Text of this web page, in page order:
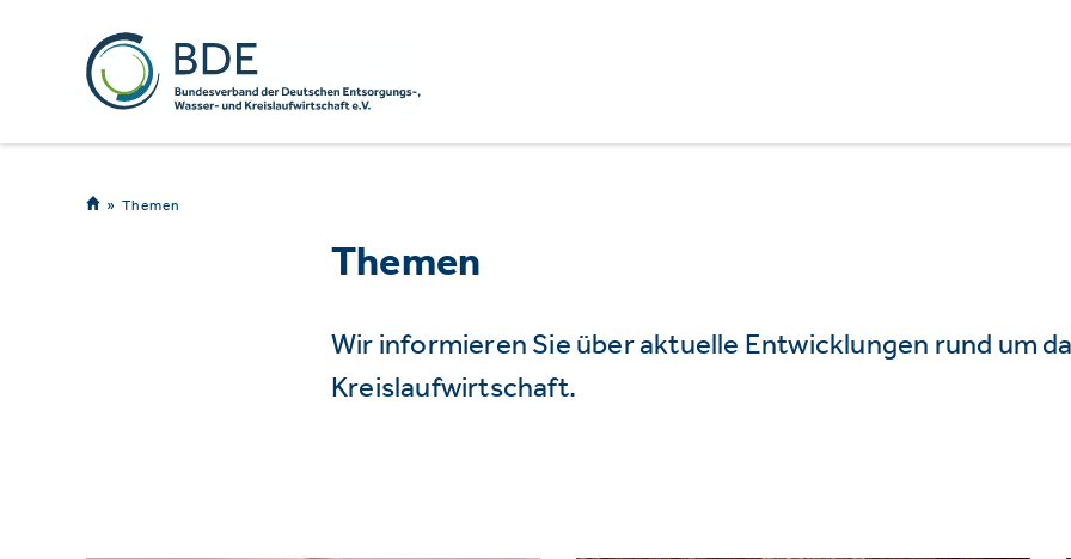
Themen
Themen
Wir informieren Sie über aktuelle Entwicklungen rund um
Kreislaufwirtschaft.